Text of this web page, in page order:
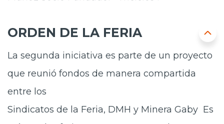
ORDEN DE LA FERIA
La segunda iniciativa es parte de un proyecto
que reunió fondos de manera compartida
entre los
Sindicatos de la Feria, DMH y Minera Gaby Es